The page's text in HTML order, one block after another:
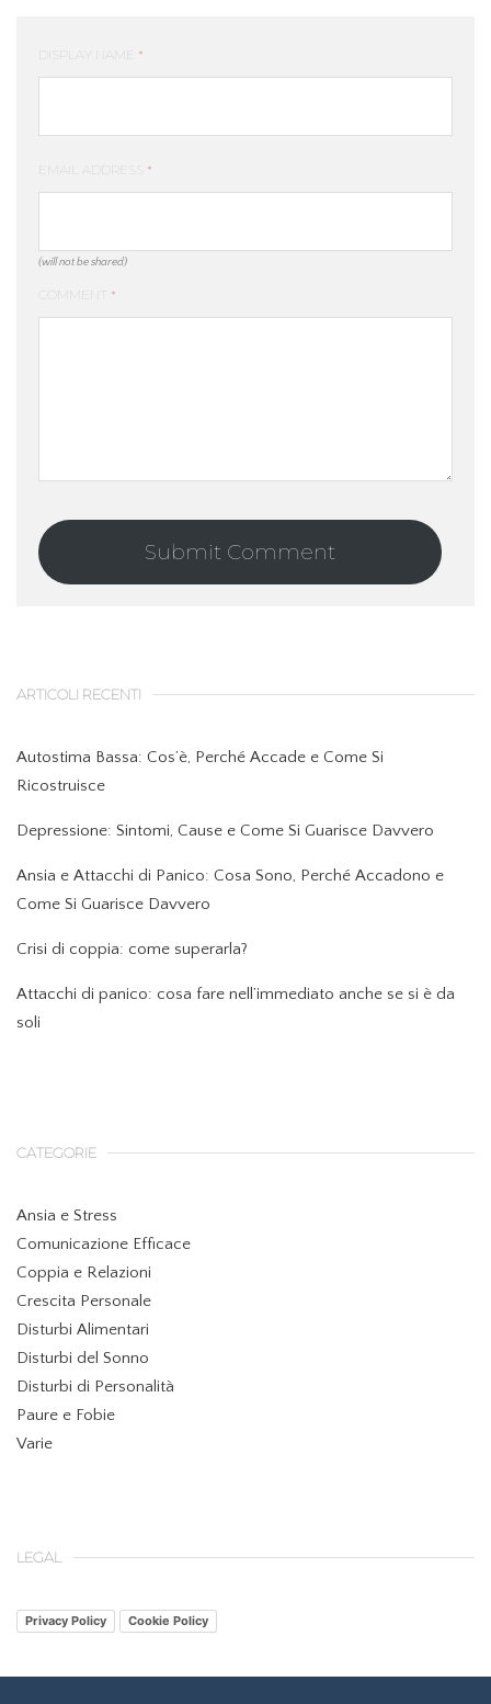
DISPLAY NAME *
EMAIL ADDRESS *
(will not be shared)
COMMENT *
ARTICOLI RECENTI
Autostima Bassa: Cos’è, Perché Accade e Come Si
Ricostruisce
Depressione: Sintomi, Cause e Come Si Guarisce Davvero
Ansia e Attacchi di Panico: Cosa Sono, Perché Accadono e
Come Si Guarisce Davvero
Crisi di coppia: come superarla?
Attacchi di panico: cosa fare nell’immediato anche se si è da
soli
CATEGORIE
Ansia e Stress
Comunicazione Efficace
Coppia e Relazioni
Crescita Personale
Disturbi Alimentari
Disturbi del Sonno
Disturbi di Personalità
Paure e Fobie
Varie
LEGAL
Privacy Policy Cookie Policy